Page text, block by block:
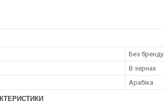
Без бренду
В зернах
Арабіка